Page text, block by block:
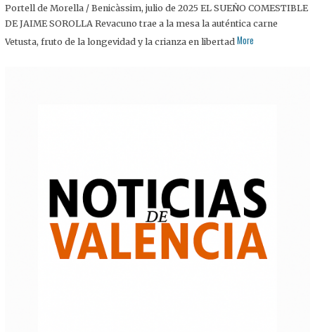
J
U
I
Portell de Morella / Benicàssim, julio de 2025 EL SUEÑO COMESTIBLE
DE JAIME SOROLLA Revacuno trae a la mesa la auténtica carne
Vetusta, fruto de la longevidad y la crianza en libertad More